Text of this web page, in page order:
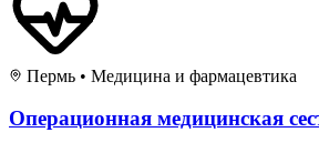
Пермь • Медицина и фармацевтика
Операционная медицинская